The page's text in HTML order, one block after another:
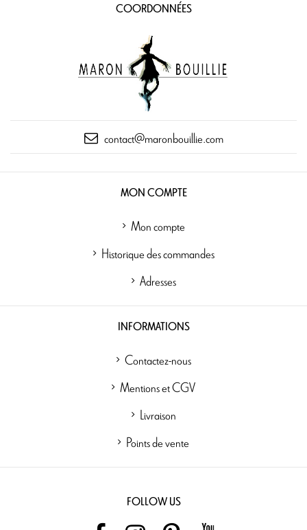
COORDONNÉES
contact@maronbouillie.com
MON COMPTE
Mon compte
Historique des commandes
Adresses
INFORMATIONS
Contactez-nous
Mentions et CGV
Livraison
Points de vente
FOLLOW US